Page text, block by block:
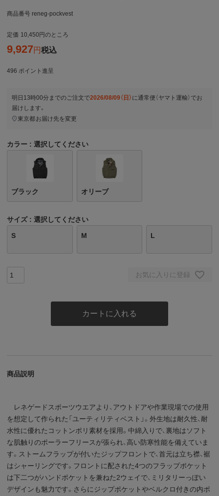
商品番号 reneg-pockvest
定価 10,450 のところ
9,927 税込
496 ポイント進呈
明日 13時00分 までのご注文で2026/08/09（日） に通常便（ヤマト運輸） でお
届けします。
東京都お届け先を変更
カラー 選択してください
ブラック オリーブ
サイズ 選択してください
S M L
お気に入りに登録
カートに入れる
商品説明
レネゲードスポーツウエアより、アウトドアや作業現場での使用
を想定して作られた「ユーティリティベスト」。外生地は耐久性、耐
水性に優れたコットンポリ素材を採用。中綿入りで、裏地はソフト
な肌触りのポーラーフリースが張られ、高い防寒性能を備えていま
す。ストームフラップが付いたジップフロントで、首元は立ち襟、裾
はシャーリングです。フロントに配された4つのフラップポケット
は下二つがハンドポケットを兼ねた2ウェイで、ミリタリーっぽい
デザインも魅力です。さらにジップポケットやベルクロ付きの内ポ